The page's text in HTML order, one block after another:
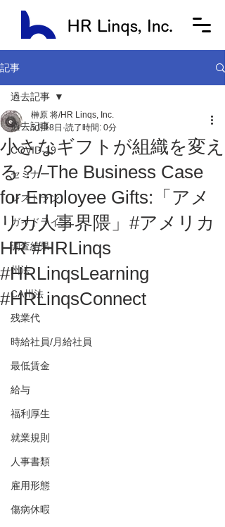
記事
過去記事
COVID-19
セミナー
レストラン
ガイドライン
調査結果
州法
CA州法
残業代
時給社員/月給社員
最低賃金
給与
福利厚生
就業規則
人事書類
雇用形態
傷病休暇
過去記事
小さなギフトが組織を変え
る？/ The Business Case
for Employee Gifts:「アメ
リカ人事界隈」#アメリカ
HR #HRLinqs
#HRLinqsLearning
#HRLinqsConnect
榊原 将/HR Linqs, Inc.
5月18日 読了時間: 0分